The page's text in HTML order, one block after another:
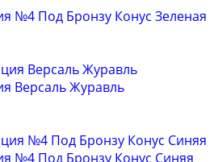
№4 Под Бронзу Конус Зеленая
Версаль Журавль
№4 Под Бронзу Конус Синяя